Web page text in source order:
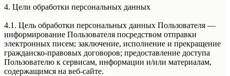
4. Цели обработки персональных данных
4.1. Цель обработки персональных данных Пользователя —
информирование Пользователя посредством отправки
электронных писем; заключение, исполнение и прекращение
гражданско-правовых договоров; предоставление доступа
Пользователю к сервисам, информации и/или материалам,
содержащимся на веб-сайте.